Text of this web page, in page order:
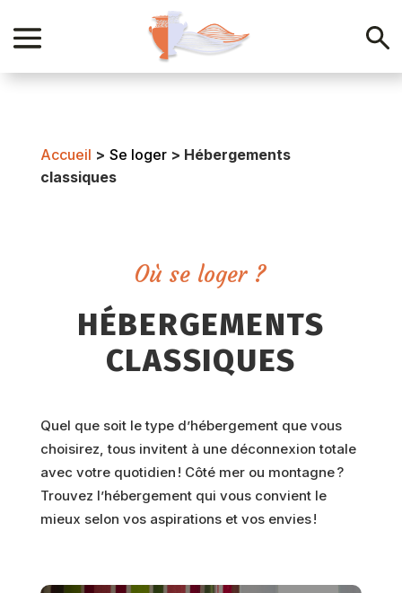
Accueil > Se loger> Hébergements
classiques
Où se loger ?
HÉBERGEMENTS
CLASSIQUES
Quel que soit le type d’hébergement que vous
choisirez, tous invitent à une déconnexion totale
avec votre quotidien ! Côté mer ou montagne ?
Trouvez l’hébergement qui vous convient le
mieux selon vos aspirations et vos envies !